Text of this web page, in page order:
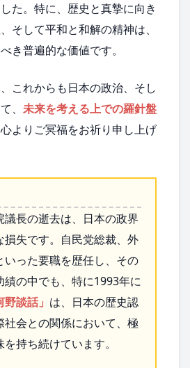
た。特に、歴史と真摯に向き
そして平和と和解の精神は、
き普遍的な価値です。
これからも日本の政治、そし
、 未来を考える上での羅針盤
よりご冥福をお祈り申し上げ
議長の逝去は、日本の政界
損失です。自民党総裁、外
いった要職を歴任し、その
績の中でも、特に1993年に
野談話」 は、日本の歴史認
社会との関係において、極
持ち続けています。